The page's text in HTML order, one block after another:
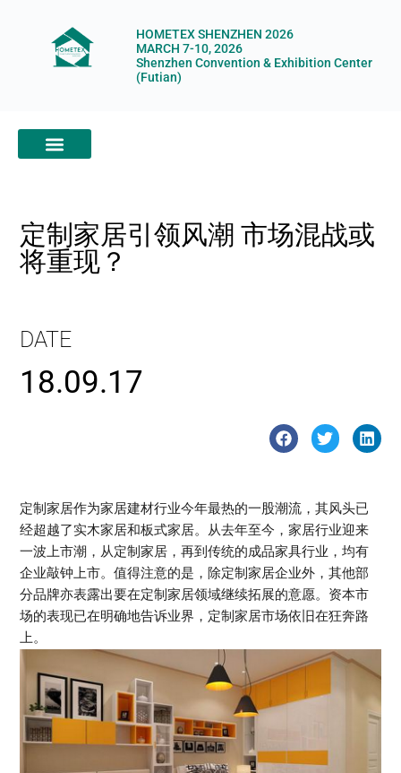
HOMETEX SHENZHEN 2026
MARCH 7-10, 2026
Shenzhen Convention & Exhibition Center
(Futian)
定制家居引领风潮 市场混战或
将重现？
DATE
18.09.17
定制家居作为家居建材行业今年最热的一股潮流，其风头已
经超越了实木家居和板式家居。从去年至今，家居行业迎来
一波上市潮，从定制家居，再到传统的成品家具行业，均有
企业敲钟上市。值得注意的是，除定制家居企业外，其他部
分品牌亦表露出要在定制家居领域继续拓展的意愿。资本市
场的表现已在明确地告诉业界，定制家居市场依旧在狂奔路
上。